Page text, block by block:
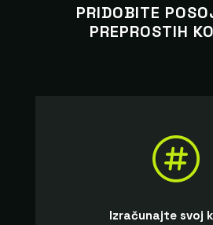
PRIDOBITE
PREPROSTIH

Izračunajte svoj